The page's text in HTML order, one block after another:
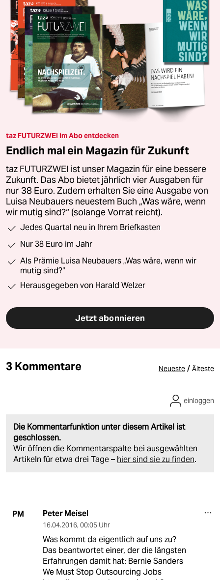
taz FUTURZWEI im Abo entdecken
Endlich mal ein Magazin für Zukunft
taz FUTURZWEI ist unser Magazin für eine bessere
Zukunft. Das Abo bietet jährlich vier Ausgaben für
nur 38 Euro. Zudem erhalten Sie eine Ausgabe von
Luisa Neubauers neuestem Buch „Was wäre, wenn
wir mutig sind?“ (solange Vorrat reicht).
Jedes Quartal neu in Ihrem Briefkasten
Nur 38 Euro im Jahr
Als Prämie Luisa Neubauers „Was wäre, wenn wir
mutig sind?“
Herausgegeben von Harald Welzer
Jetzt abonnieren
3 Kommentare Neueste / Älteste
Die Kommentarfunktion unter diesem Artikel ist
geschlossen.
Wir öffnen die Kommentarspalte bei ausgewählten
Artikeln für etwa drei Tage – hier sind sie zu finden.
einloggen
PM Peter Meisel
16.04.2016, 00:05 Uhr
Was kommt da eigentlich auf uns zu?
Das beantwortet einer, der die längsten
Erfahrungen damit hat: Bernie Sanders
We Must Stop Outsourcing Jobs